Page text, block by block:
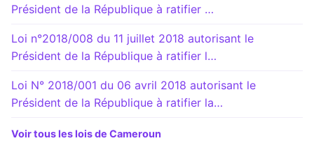
Président de la République à ratifier …
Loi n°2018/008 du 11 juillet 2018 autorisant le
Président de la République à ratifier l…
Loi N° 2018/001 du 06 avril 2018 autorisant le
Président de la République à ratifier la…
Voir tous les lois de Cameroun